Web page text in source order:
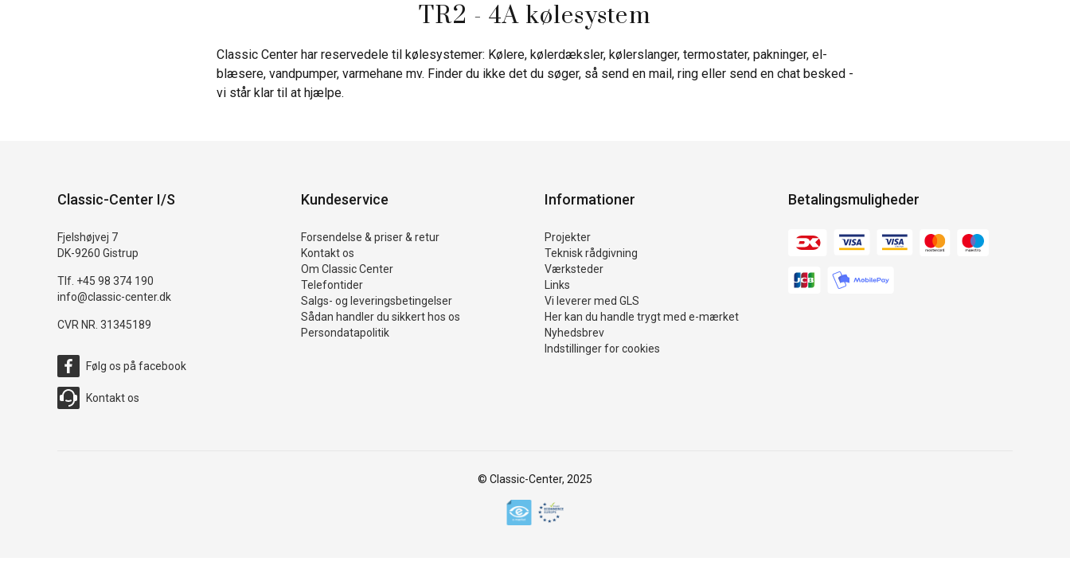
TR2 - 4A kølesystem
Classic Center har reservedele til kølesystemer: Kølere, kølerdæksler, kølerslanger, termostater, pakninger, el-
blæsere, vandpumper, varmehane mv. Finder du ikke det du søger, så send en mail, ring eller send en chat besked -
vi står klar til at hjælpe.
Classic-Center I/S
Fjelshøjvej 7
DK-9260 Gistrup
Tlf. +45 98 374 190
info@classic-center.dk
CVR NR. 31345189
Følg os på facebook
Kontakt os
Kundeservice
Forsendelse & priser & retur
Kontakt os
Om Classic Center
Telefontider
Salgs- og leveringsbetingelser
Sådan handler du sikkert hos os
Persondatapolitik
Informationer
Projekter
Teknisk rådgivning
Værksteder
Links
Vi leverer med GLS
Her kan du handle trygt med e-mærket
Nyhedsbrev
Indstillinger for cookies
Betalingsmuligheder
© Classic-Center, 2025